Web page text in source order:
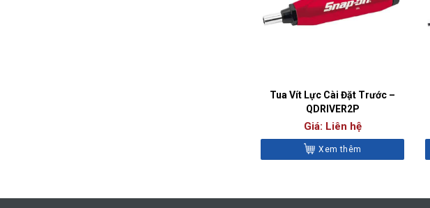
Tua Vít Lực Cài Đặt Trước –
QDRIVER2P
Giá: Liên hệ
Xem thêm